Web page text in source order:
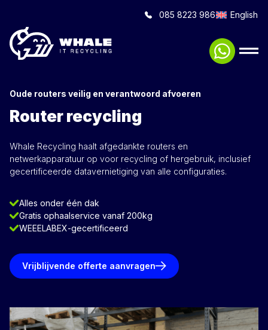
085 8223 986 English
Oude routers veilig en verantwoord afvoeren
Router recycling
Whale Recycling haalt afgedankte routers en
netwerkapparatuur op voor recycling of hergebruik, inclusief
gecertificeerde datavernietiging van alle configuraties.
Alles onder één dak
Gratis ophaalservice vanaf 200kg
WEEELABEX-gecertificeerd
Vrijblijvende offerte aanvragen